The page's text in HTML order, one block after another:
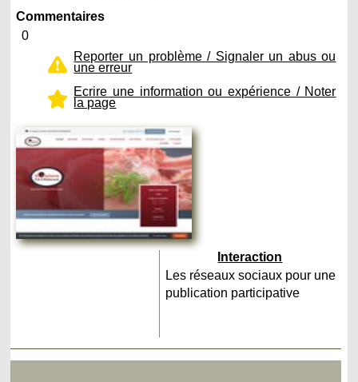
Commentaires
0
Reporter un problème / Signaler un abus ou
une erreur
Ecrire une information ou expérience / Noter
la page
Interaction
Les réseaux sociaux pour une
publication participative